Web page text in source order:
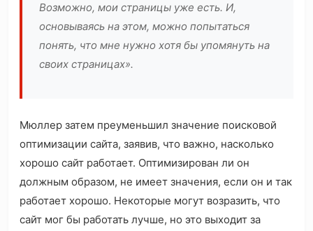
Возможно, мои страницы уже есть. И,
основываясь на этом, можно попытаться
понять, что мне нужно хотя бы упомянуть на
своих страницах».
Мюллер затем преуменьшил значение поисковой
оптимизации сайта, заявив, что важно, насколько
хорошо сайт работает. Оптимизирован ли он
должным образом, не имеет значения, если он и так
работает хорошо. Некоторые могут возразить, что
сайт мог бы работать лучше, но это выходит за